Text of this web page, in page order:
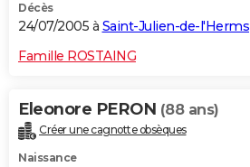
Décès
24/07/2005 à Saint-Julien-de-l'Herms
Famille ROSTAING
Eleonore PERON (88 ans)
Créer une cagnotte obsèques
Naissance